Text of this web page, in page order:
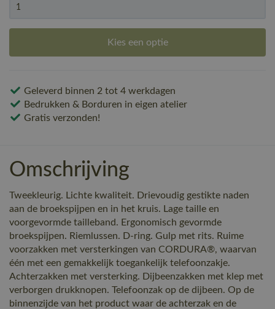
Kies een optie
Geleverd binnen 2 tot 4 werkdagen
Bedrukken & Borduren in eigen atelier
Gratis verzonden!
Omschrijving
Tweekleurig. Lichte kwaliteit. Drievoudig gestikte naden
aan de broekspijpen en in het kruis. Lage taille en
voorgevormde tailleband. Ergonomisch gevormde
broekspijpen. Riemlussen. D-ring. Gulp met rits. Ruime
voorzakken met versterkingen van CORDURA®, waarvan
één met een gemakkelijk toegankelijk telefoonzakje.
Achterzakken met versterking. Dijbeenzakken met klep met
verborgen drukknopen. Telefoonzak op de dijbeen. Op de
binnenzijde van het product waar de achterzak en de